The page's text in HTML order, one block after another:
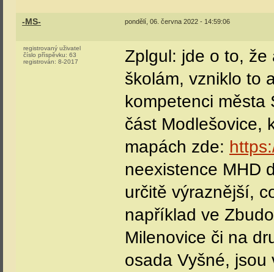
-MS- pondělí, 06. června 2022 - 14:59:06
registrovaný uživatel
číslo příspěvku: 63
registrován: 8-2017
Zplgul: jde o to, že
školám, vzniklo to
kompetenci města
část Modlešovice,
mapách zde:
neexistence MHD
určitě výraznější,
například ve
Milenovice či na
osada Vyšné,